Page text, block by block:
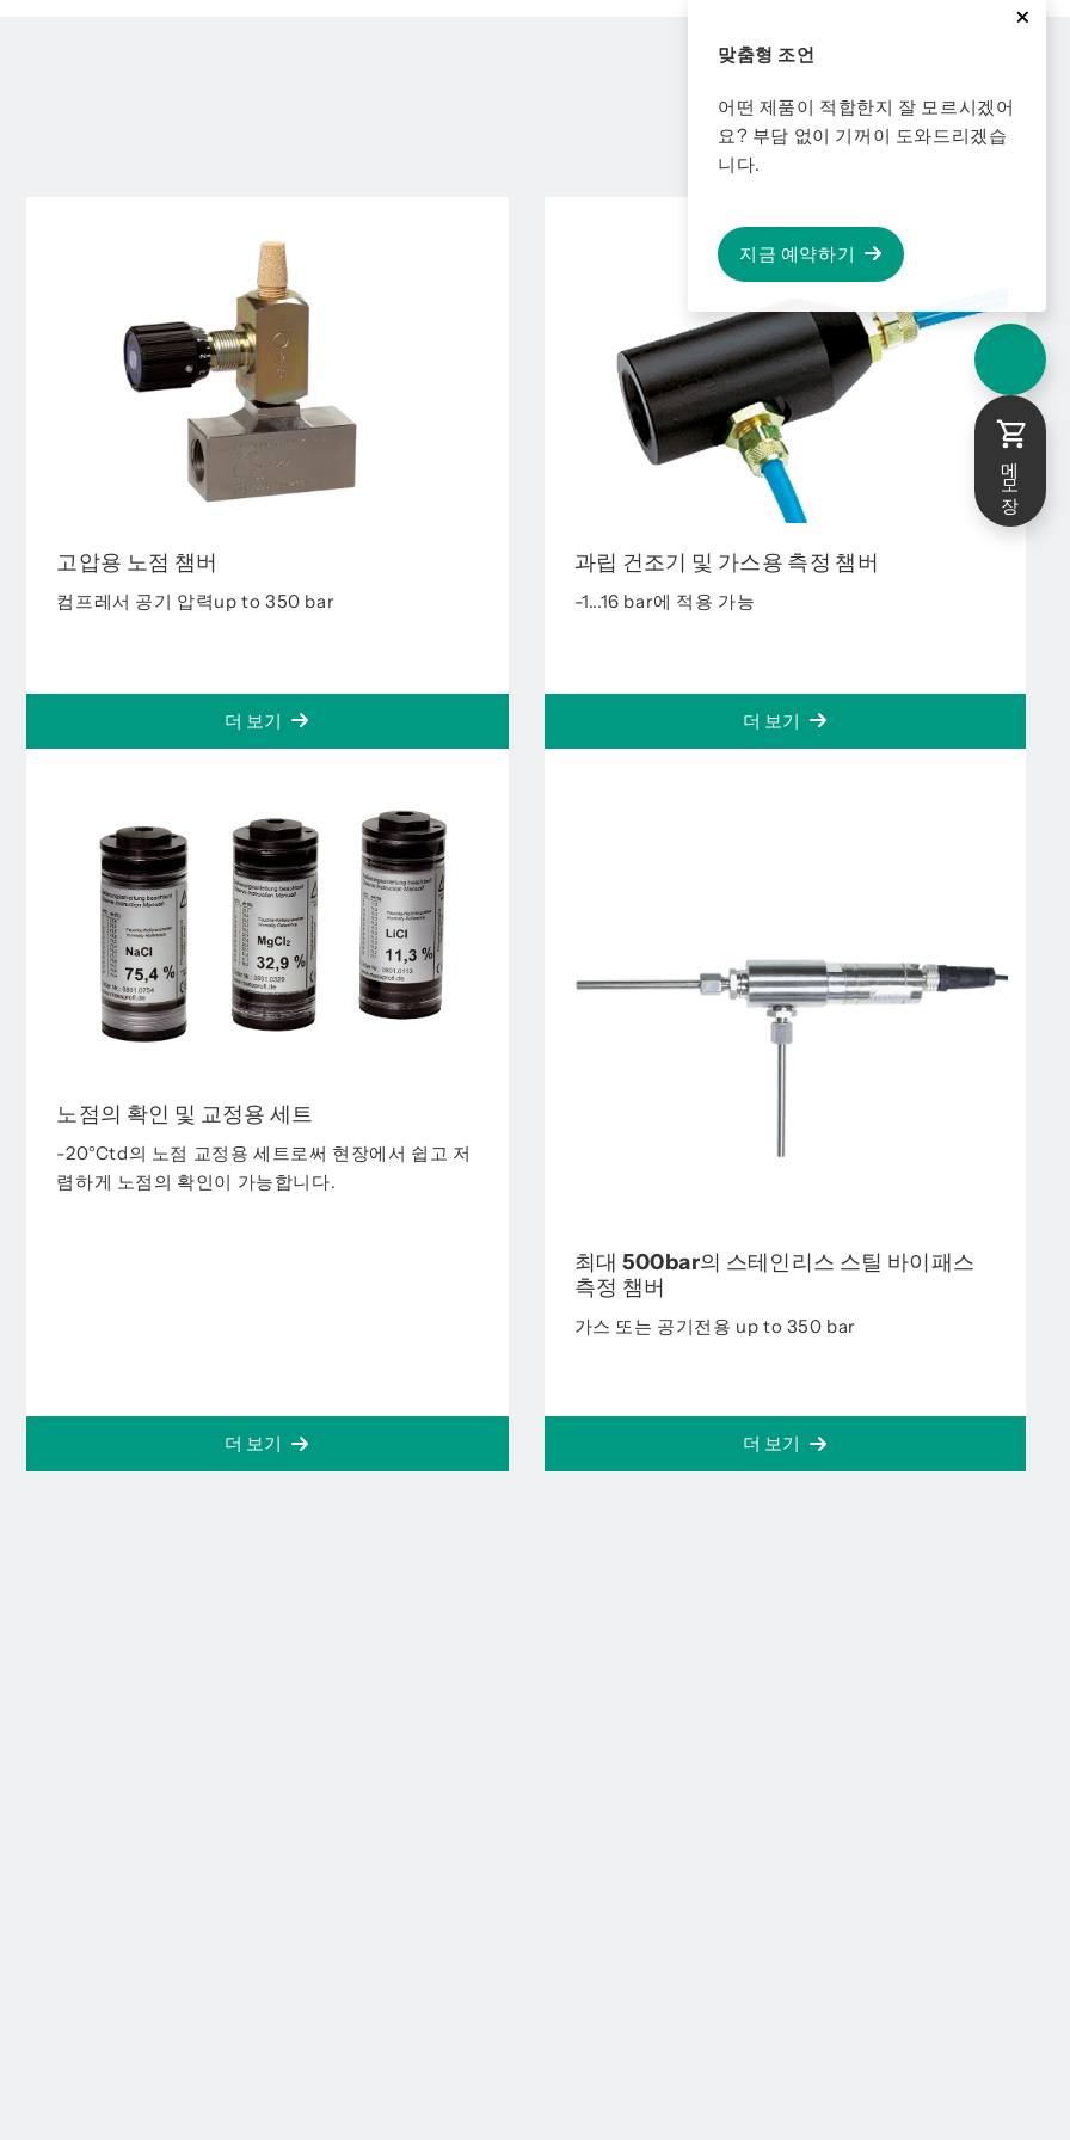
고압용 노점 챔버
컴프레서 공기 압력up to 350 bar
더 보기
과립 건조기 및 가스용 측정 챔버
-1...16 bar에 적용 가능
더 보기
노점의 확인 및 교정용 세트
-20°Ctd의 노점 교정용 세트로써 현장에서 쉽고 저
렴하게 노점의 확인이 가능합니다.
더 보기
최대 500bar의 스테인리스 스틸 바이패스
측정 챔버
가스 또는 공기전용 up to 350 bar
더 보기
맞춤형 조언
어떤 제품이 적합한지 잘 모르시겠어
요? 부담 없이 기꺼이 도와드리겠습
니다.
지금 예약하기
메모장